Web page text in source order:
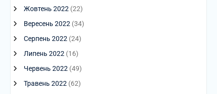
Жовтень 2022 (22)
Вересень 2022 (34)
Серпень 2022 (24)
Липень 2022 (16)
Червень 2022 (49)
Травень 2022 (62)